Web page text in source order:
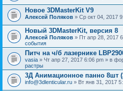
Новое 3DMasterKit V9
Алексей Поляков » Ср окт 04, 2017
Новый 3DMasterKit, версия 8
Алексей Поляков » Пт апр 28, 2017
события
Питч на ч/б лазернике
vasia » Чт апр 27, 2017 6:06 pm » в
растры
3Д Анимационное панно 8шт
info@3dlenticular.ru » Вт янв 31, 2017